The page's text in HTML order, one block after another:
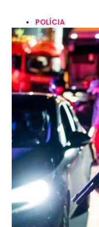
POLÍCIA